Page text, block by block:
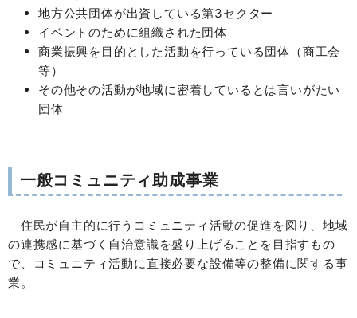
地方公共団体が出資している第3セクター
イベントのために組織された団体
商業振興を目的とした活動を行っている団体（商工会
等）
その他その活動が地域に密着しているとは言いがたい
団体
一般コミュニティ助成事業
住民が自主的に行うコミュニティ活動の促進を図り、地域
の連携感に基づく自治意識を盛り上げることを目指すもの
で、コミュニティ活動に直接必要な設備等の整備に関する事
業。